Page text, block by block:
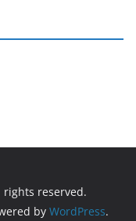
rights reserved.
by WordPress.